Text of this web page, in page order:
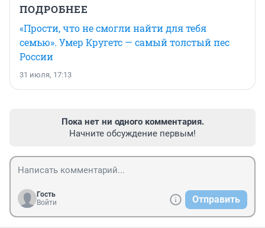
ПОДРОБНЕЕ
«Прости, что не смогли найти для тебя
семью». Умер Кругетс — самый толстый пес
России
31 июля, 17:13
Пока нет ни одного комментария.
Начните обсуждение первым!
Гость
Войти
Отправить